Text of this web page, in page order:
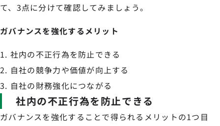
て、3点に分けて確認してみましょう。
ガバナンスを強化するメリット
社内の不正行為を防止できる
自社の競争力や価値が向上する
自社の財務強化につながる
社内の不正行為を防止できる
ガバナンスを強化することで得られるメリットの1つ目